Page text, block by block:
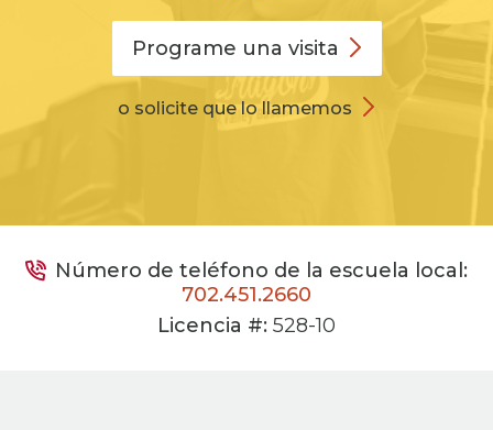
Programe una visita
o solicite que lo llamemos
Número de teléfono de la escuela local:
702.451.2660
Licencia #: 528-10